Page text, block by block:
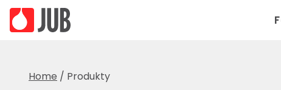
Home / Produkty